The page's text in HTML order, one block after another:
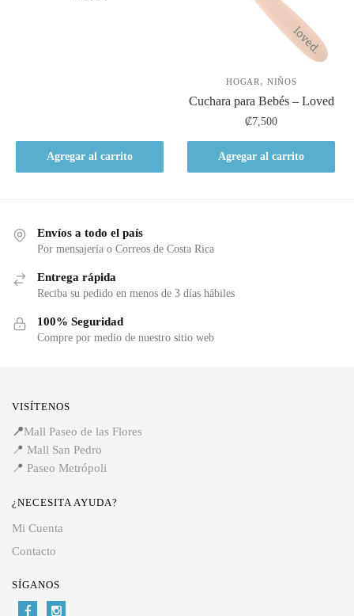
Agregar al carrito
HOGAR ,NIÑOS
Cuchara para Bebés – Loved
₡7,500
Agregar al carrito
Envíos a todo el país
Por mensajería o Correos de Costa Rica
Entrega rápida
Reciba su pedido en menos de 3 días hábiles
100% Seguridad
Compre por medio de nuestro sitio web
VISÍTENOS
📍Mall Paseo de las Flores
📍 Mall San Pedro
📍 Paseo Metrópoli
¿NECESITA AYUDA?
Mi Cuenta
Contacto
SÍGANOS